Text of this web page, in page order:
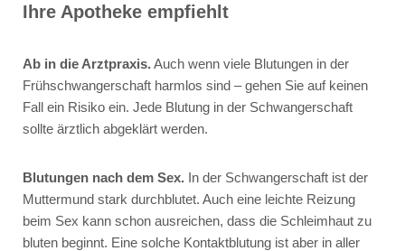
Ihre Apotheke empfiehlt
Ab in die Arztpraxis.Auch wenn viele Blutungen in der
Frühschwangerschaft harmlos sind – gehen Sie auf keinen
Fall ein Risiko ein. Jede Blutung in der Schwangerschaft
sollte ärztlich abgeklärt werden.
Blutungen nach dem Sex. In der Schwangerschaft ist der
Muttermund stark durchblutet. Auch eine leichte Reizung
beim Sex kann schon ausreichen, dass die Schleimhaut zu
bluten beginnt. Eine solche Kontaktblutung ist aber in aller